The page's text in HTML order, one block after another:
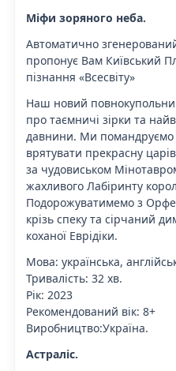
Міфи зоряного неба.
Автоматично
пропонує Вам Київський
пізнання «Всесвіту»
Наш новий
про таємничі зірки та
давнини. Ми помандруємо
врятувати прекрасну
за чудовиськом
жахливого Лабіринту
Подорожуватимемо з
крізь спеку та сірчаний
коханої Еврідіки.
Мова: українська,
Тривалість: 32 хв.
Рік: 2023
Рекомендований вік: 8+
Виробництво:Україна.
Астраліс.